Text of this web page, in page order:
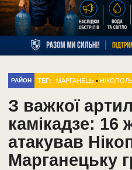
РАЙОН ТЕГ: МАРГАНЕЦЬ •
З важкої
камікадзе: 16
атакував
Марганецьку